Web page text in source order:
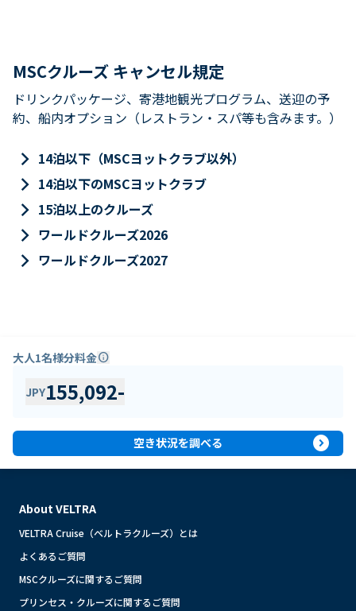
MSCクルーズ キャンセル規定
ドリンクパッケージ、寄港地観光プログラム、送迎の予
約、船内オプション（レストラン・スパ等も含みます。）
keyboard_arrow_right 14泊以下（MSCヨットクラブ以外）
keyboard_arrow_right 14泊以下のMSCヨットクラブ
keyboard_arrow_right 15泊以上のクルーズ
keyboard_arrow_right ワールドクルーズ2026
keyboard_arrow_right ワールドクルーズ2027
大人1名様分料金info
JPY155,092-
空き状況を調べる expand_circle_right
About VELTRA
VELTRA Cruise（ベルトラクルーズ）とは
よくあるご質問
MSCクルーズに関するご質問
プリンセス・クルーズに関するご質問